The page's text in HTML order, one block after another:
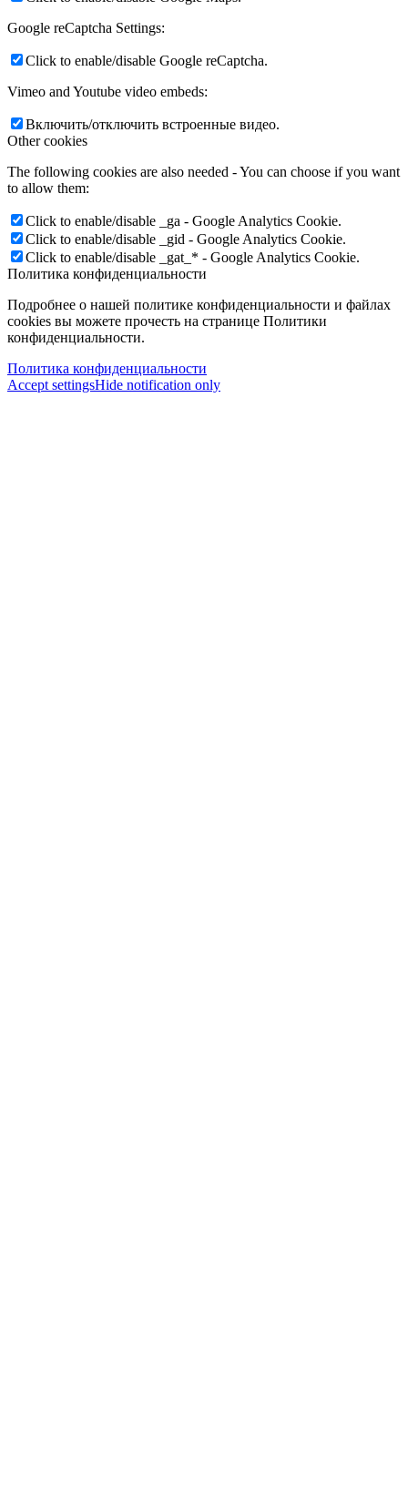
Google reCaptcha Settings:
Click to enable/disable Google reCaptcha.
Vimeo and Youtube video embeds:
Включить/отключить встроенные видео.
Other cookies
The following cookies are also needed - You can choose if you want
to allow them:
Click to enable/disable _ga - Google Analytics Cookie.
Click to enable/disable _gid - Google Analytics Cookie.
Click to enable/disable _gat_* - Google Analytics Cookie.
Политика конфиденциальности
Подробнее о нашей политике конфиденциальности и файлах
cookies вы можете прочесть на странице Политики
конфиденциальности.
Политика конфиденциальности
Accept settingsHide notification only